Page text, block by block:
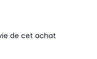
de cet achat